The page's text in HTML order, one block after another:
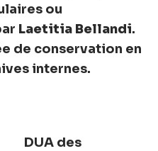
ou
Laetitia Bellandi.
de conservation en
internes.
DUA des